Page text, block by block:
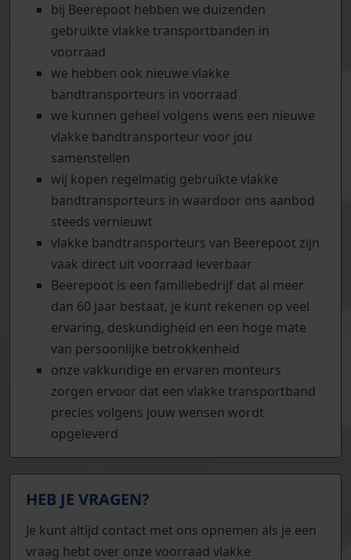
bij Beerepoot hebben we duizenden
gebruikte vlakke transportbanden in
voorraad
we hebben ook nieuwe vlakke
bandtransporteurs in voorraad
we kunnen geheel volgens wens een nieuwe
vlakke bandtransporteur voor jou
samenstellen
wij kopen regelmatig gebruikte vlakke
bandtransporteurs in waardoor ons aanbod
steeds vernieuwt
vlakke bandtransporteurs van Beerepoot zijn
vaak direct uit voorraad leverbaar
Beerepoot is een familiebedrijf dat al meer
dan 60 jaar bestaat, je kunt rekenen op veel
ervaring, deskundigheid en een hoge mate
van persoonlijke betrokkenheid
onze vakkundige en ervaren monteurs
zorgen ervoor dat een vlakke transportband
precies volgens jouw wensen wordt
opgeleverd
HEB JE VRAGEN?
Je kunt altijd contact met ons opnemen als je een
vraag hebt over onze voorraad vlakke